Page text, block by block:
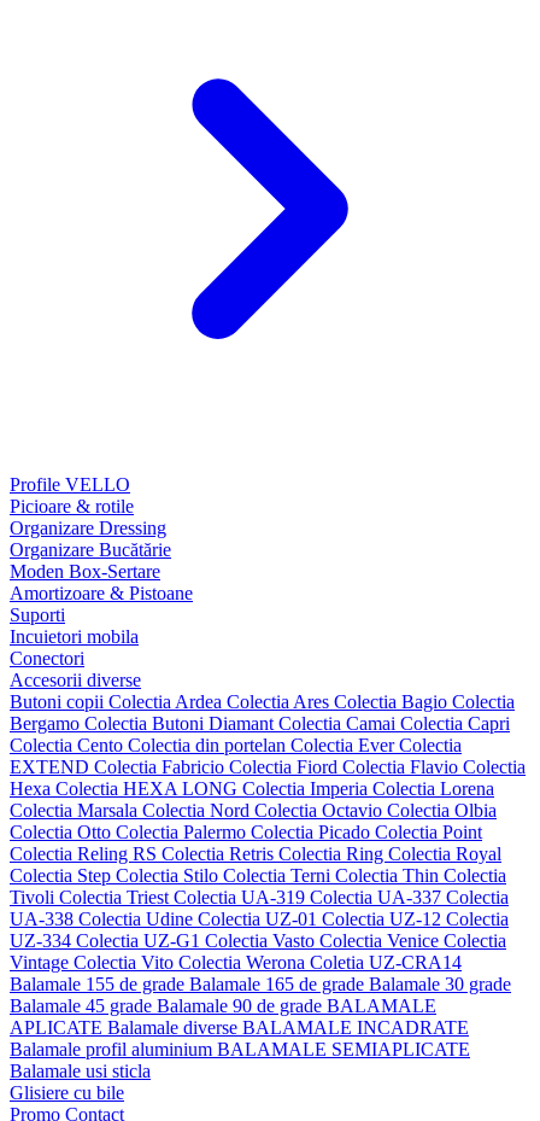
Profile VELLO
Picioare & rotile
Organizare Dressing
Organizare Bucătărie
Moden Box-Sertare
Amortizoare & Pistoane
Suporti
Incuietori mobila
Conectori
Accesorii diverse
Butoni copii Colectia Ardea Colectia Ares Colectia Bagio Colectia
Bergamo Colectia Butoni Diamant Colectia Camai Colectia Capri
Colectia Cento Colectia din portelan Colectia EverColectia
EXTEND Colectia Fabricio Colectia Fiord Colectia Flavio Colectia
Hexa Colectia HEXA LONG Colectia Imperia Colectia Lorena
Colectia Marsala Colectia Nord Colectia Octavio Colectia Olbia
Colectia Otto Colectia Palermo Colectia Picado Colectia Point
Colectia Reling RS Colectia Retris Colectia Ring Colectia Royal
Colectia Step Colectia Stilo Colectia Terni Colectia Thin Colectia
Tivoli Colectia Triest Colectia UA-319 Colectia UA-337 Colectia
UA-338 Colectia Udine Colectia UZ-01 Colectia UZ-12 Colectia
UZ-334 Colectia UZ-G1 Colectia Vasto Colectia Venice Colectia
Vintage Colectia Vito Colectia Werona Coletia UZ-CRA14
Balamale 155 de grade Balamale 165 de grade Balamale 30 grade
Balamale 45 grade Balamale 90 de grade BALAMALE
APLICATE Balamale diverse BALAMALE INCADRATE
Balamale profil aluminium BALAMALE SEMIAPLICATE
Balamale usi sticla
Glisiere cu bile
Promo Contact